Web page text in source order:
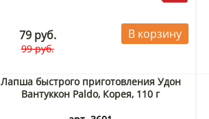
79 руб.
99 руб.
В корзину
Лапша быстрого приготовления Удон
Вантуккон Paldo, Корея, 110 г